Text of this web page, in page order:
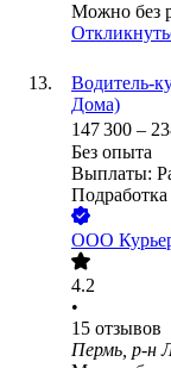
Можно без
Водитель-
Дома)
147 300 –
Без опыта
Выплаты:
Подработка
ООО
4.2
•
15 отзывов
Пермь, р-н